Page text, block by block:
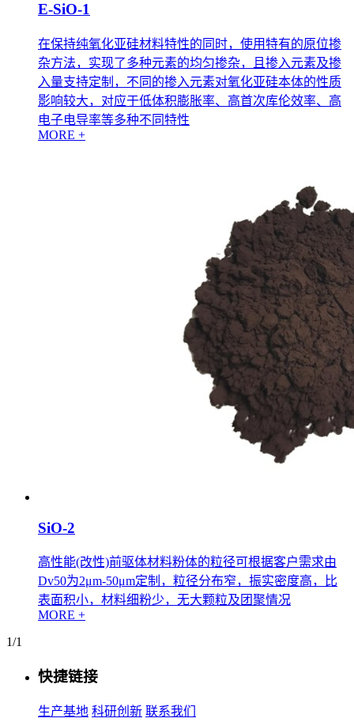
E-SiO-1
在保持纯氧化亚硅材料特性的同时，使用特有的原位掺
杂方法，实现了多种元素的均匀掺杂，且掺入元素及掺
入量支持定制，不同的掺入元素对氧化亚硅本体的性质
影响较大，对应于低体积膨胀率、高首次库伦效率、高
电子电导率等多种不同特性
MORE +
SiO-2
高性能(改性)前驱体材料粉体的粒径可根据客户需求由
Dv50为2μm-50μm定制，粒径分布窄，振实密度高，比
表面积小，材料细粉少，无大颗粒及团聚情况
MORE +
1/1
快捷链接
生产基地 科研创新 联系我们